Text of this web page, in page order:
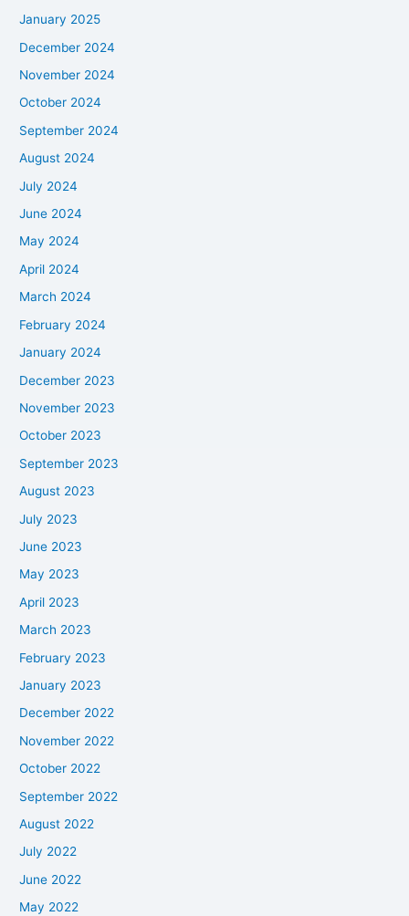
January 2025
December 2024
November 2024
October 2024
September 2024
August 2024
July 2024
June 2024
May 2024
April 2024
March 2024
February 2024
January 2024
December 2023
November 2023
October 2023
September 2023
August 2023
July 2023
June 2023
May 2023
April 2023
March 2023
February 2023
January 2023
December 2022
November 2022
October 2022
September 2022
August 2022
July 2022
June 2022
May 2022